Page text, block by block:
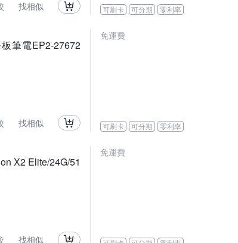
找相似 可刷卡 可分期 零利率
筆電EP2-27672
找相似
免運費
可刷卡 可分期 零利率
X2 Elite/24G/51
找相似
免運費